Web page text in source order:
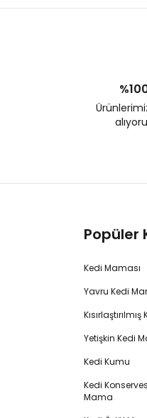
Popüler
Kedi Maması
Yavru Kedi
Yetişkin Kedi
Kedi Kumu
Kedi
Mama